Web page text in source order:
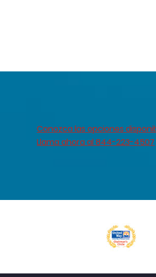
Conozca las opciones
Llama ahora al 844-223-4507